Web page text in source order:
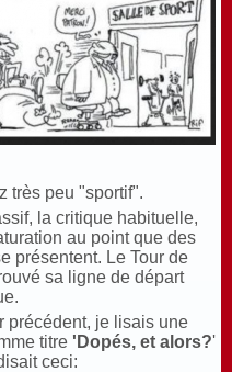
très peu "sportif".
la critique habituelle,
au point que des
présentent. Le Tour de
sa ligne de départ
précédent, je lisais une
titre 'Dopés, et alors?'
ceci: